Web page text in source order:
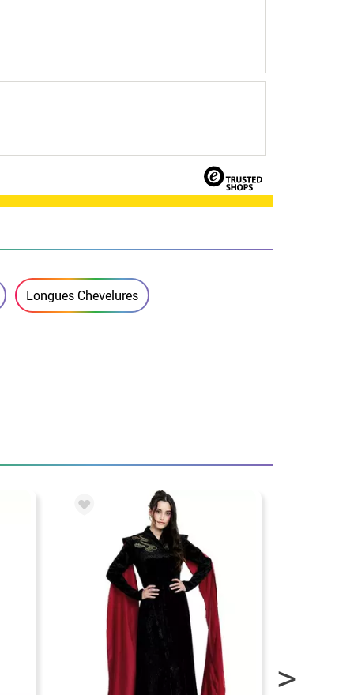
Longues Chevelures